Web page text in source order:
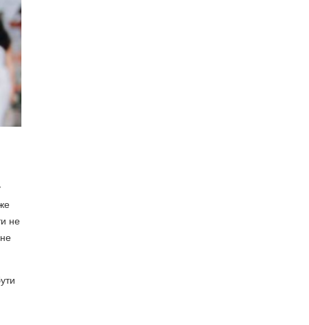
не